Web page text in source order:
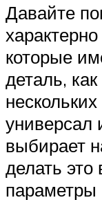
Давайте
которые
деталь,
универсал
выбирает
делать
параметры